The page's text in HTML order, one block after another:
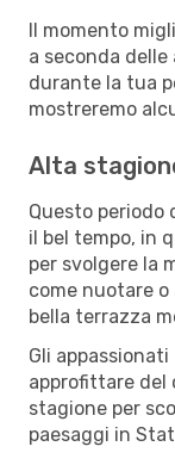
Il momento
a seconda
durante la tua
mostreremo
Alta
Questo periodo
il bel tempo, in
per svolgere la
come nuotare
bella terrazza
Gli
approfittare del
stagione per
paesaggi in